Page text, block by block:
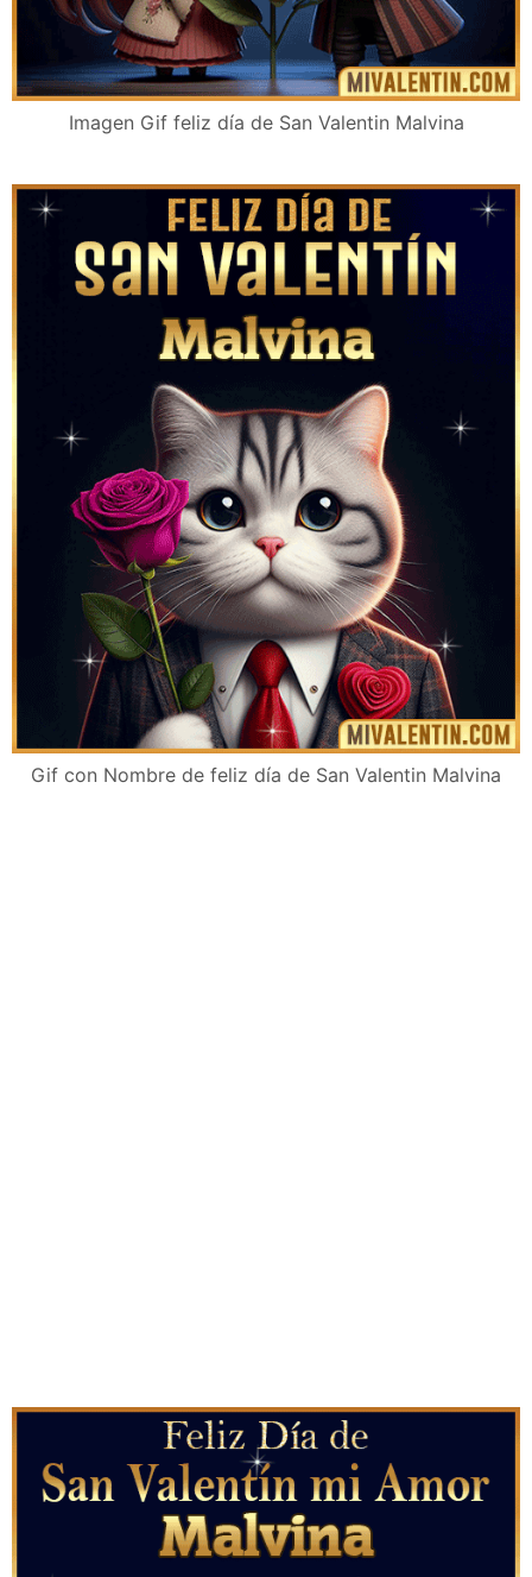
Imagen Gif feliz día de San Valentin Malvina
Gif con Nombre de feliz día de San Valentin Malvina